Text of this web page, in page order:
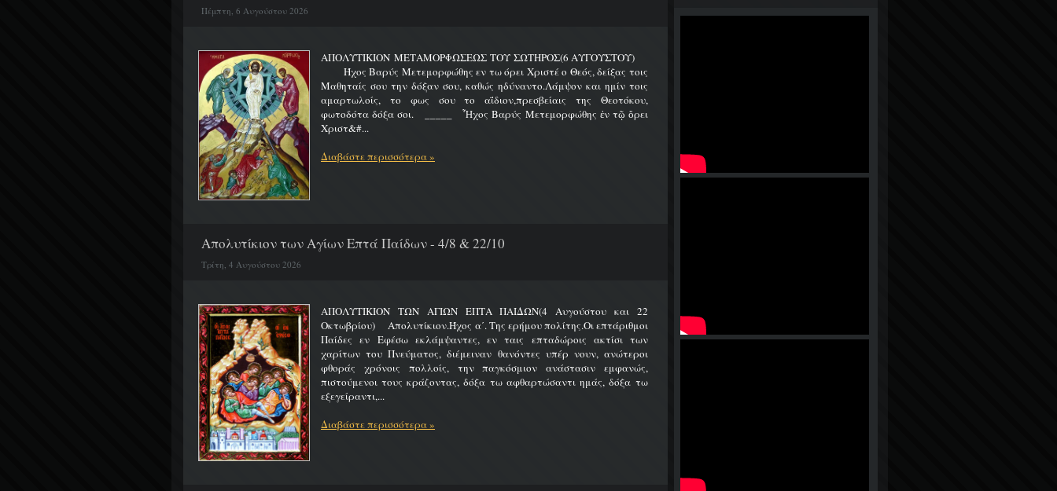
Πέμπτη, 6 Αυγούστου 2026
ΑΠΟΛΥΤΙΚΙΟΝ ΜΕΤΑΜΟΡΦΩΣΕΩΣ ΤΟΥ ΣΩΤΗΡΟΣ(6 ΑΥΓΟΥΣΤΟΥ)
Ήχος Βαρύς Μετεμορφώθης εν τω όρει Χριστέ ο Θεός, δείξας τοις
Μαθηταίς σου την δόξαν σου, καθώς ηδύναντο.Λάμψον και ημίν τοις
αμαρτωλοίς, το φως σου το αΐδιον,πρεσβείαις της Θεοτόκου,
φωτοδότα δόξα σοι. _____ Ἦχος Βαρύς Μετεμορφώθης ἐν τῷ ὄρει
Χριστ&#...
Διαβάστε περισσότερα »
Απολυτίκιον των Αγίων Επτά Παίδων - 4/8 & 22/10
Τρίτη, 4 Αυγούστου 2026
ΑΠΟΛΥΤΙΚΙΟΝ ΤΩΝ ΑΓΙΩΝ ΕΠΤΑ ΠΑΙΔΩΝ(4 Αυγούστου και 22
Οκτωβρίου) Απολυτίκιον.Ήχος α΄. Της ερήμου πολίτης.Οι επτάριθμοι
Παίδες εν Εφέσω εκλάμψαντες, εν ταις επταδώροις ακτίσι των
χαρίτων του Πνεύματος, διέμειναν θανόντες υπέρ νουν, ανώτεροι
φθοράς χρόνοις πολλοίς, την παγκόσμιον ανάστασιν εμφανώς,
πιστούμενοι τους κράζοντας, δόξα τω αφθαρτώσαντι ημάς, δόξα τω
εξεγείραντι,...
Διαβάστε περισσότερα »